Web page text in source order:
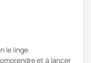
le linge
et à lancer